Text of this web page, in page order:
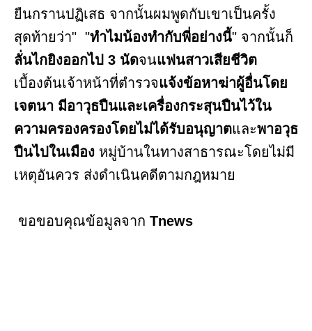
ยืนกรานปฏิเสธ จากนั้นผมพูดกับเขาเป็นครั้ง
สุดท้ายว่า" "ทำไมน้องทำกับพี่อย่างนี้" จากนั้นก็
ลั่นไกยิงออกไป 3 นัดจนแฟนสาวเสียชีวิต
เบื้องต้นเจ้าหน้าที่ตำรวจแจ้งข้อหาฆ่าผู้อื่นโดย
เจตนา มีอาวุธปืนและเครื่องกระสุนปืนไว้ใน
ความครองครองโดยไม่ได้รับอนุญาตและพาอวุธ
ปืนไปในเมือง หมู่บ้านในทางสาธารณะโดยไม่มี
เหตุอันควร ส่งดำเนินคดีตามกฎหมาย
ขอขอบคุณข้อมูลจาก Tnews